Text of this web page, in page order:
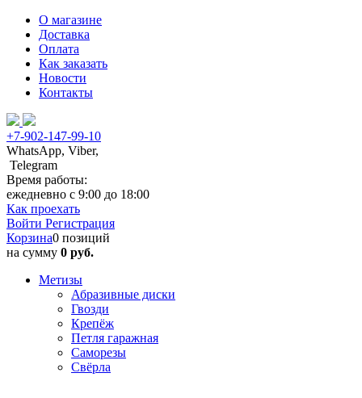
О магазине
Доставка
Оплата
Как заказать
Новости
Контакты
+7-902-147-99-10
WhatsApp, Viber,
Telegram
Время работы:
ежедневно с 9:00 до 18:00
Как проехать
Войти Регистрация
Корзина0 позиций
на сумму 0 руб.
Метизы
Абразивные диски
Гвозди
Крепёж
Петля гаражная
Саморезы
Свёрла